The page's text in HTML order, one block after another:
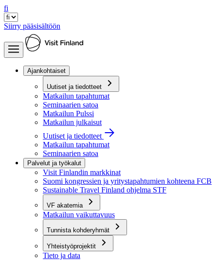
fi
Siirry pääsisältöön
Ajankohtaiset
Uutiset ja tiedotteet
Matkailun tapahtumat
Seminaarien satoa
Matkailun Pulssi
Matkailun julkaisut
Uutiset ja tiedotteet
Matkailun tapahtumat
Seminaarien satoa
Palvelut ja työkalut
Visit Finlandin markkinat
Suomi kongressien ja yritystapahtumien kohteena FCB
Sustainable Travel Finland ohjelma STF
VF akatemia
Matkailun vaikuttavuus
Tunnista kohderyhmät
Yhteistyöprojektit
Tieto ja data